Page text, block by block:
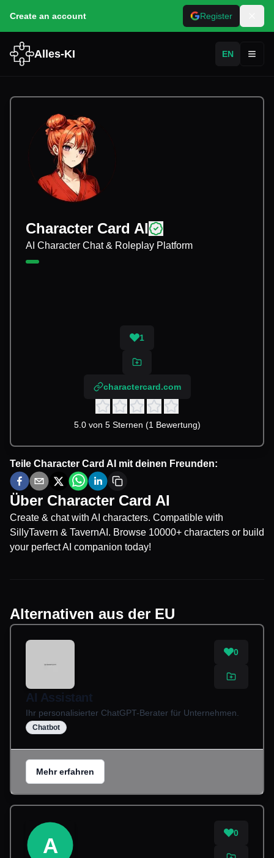
Create an account Register
Alles-KI EN
Character Card AI
AI Character Chat & Roleplay Platform
1
charactercard.com
5.0 von 5 Sternen (1 Bewertung)
Teile Character Card AI mit deinen Freunden:
Über Character Card AI
Create & chat with AI characters. Compatible with
SillyTavern & TavernAI. Browse 10000+ characters or build
your perfect AI companion today!
Alternativen aus der EU
0
AI Assistant
Ihr personalisierter ChatGPT-Berater für Unternehmen.
Chatbot
Mehr erfahren
A
0